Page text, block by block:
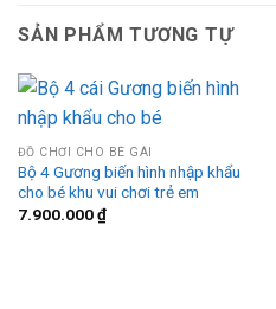
SẢN PHẨM TƯƠNG TỰ
ĐỒ CHƠI CHO BÉ GÁI
Bộ 4 Gương biến hình nhập khẩu
cho bé khu vui chơi trẻ em
7.900.000₫